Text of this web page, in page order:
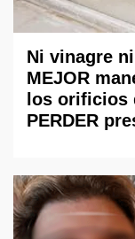
Ni vinagre
MEJOR
los orificios
PERDER